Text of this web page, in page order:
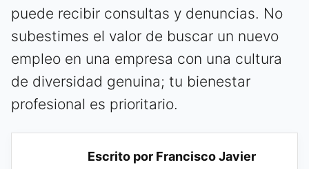
puede recibir consultas y denuncias. No
subestimes el valor de buscar un nuevo
empleo en una empresa con una cultura
de diversidad genuina; tu bienestar
profesional es prioritario.
Escrito por Francisco Javier